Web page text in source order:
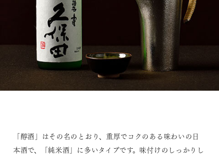
「醇酒」はその名のとおり、重厚でコクのある味わいの日
本酒で、「純米酒」に多いタイプです。味付けのしっかりし